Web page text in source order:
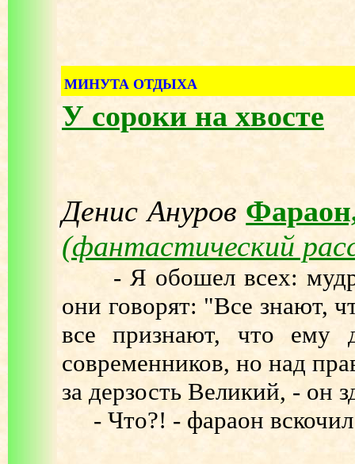
МИНУТА ОТДЫХА
У сороки на хвосте
Денис Ануров
(фантастический
- Я обошел всех:
они говорят: "Все знают,
все признают, что ему
современников, но над
за дерзость Великий, - он
- Что?! - фараон вскочил